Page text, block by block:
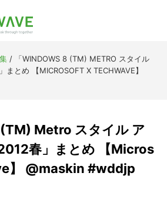
/ 「WINDOWS 8 (TM) METRO スタイル
とめ 【MICROSOFT X TECHWAVE】
Metro スタイル ア
春」まとめ 【Micros
】 @maskin #wddjp
目キーワード
テレワーク ニューノーマル